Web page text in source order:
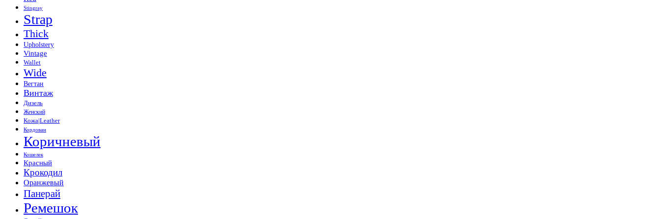
Stingray
Strap
Thick
Upholstery
Vintage
Wallet
Wide
Вегтан
Винтаж
Дизель
Женский
Кожа|Leather
Кордован
Коричневый
Кошелек
Красный
Крокодил
Оранжевый
Панерай
Ремешок